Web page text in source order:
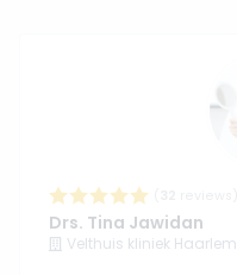
Drs. Tina Jawidan
Velthuis kliniek Haarlem